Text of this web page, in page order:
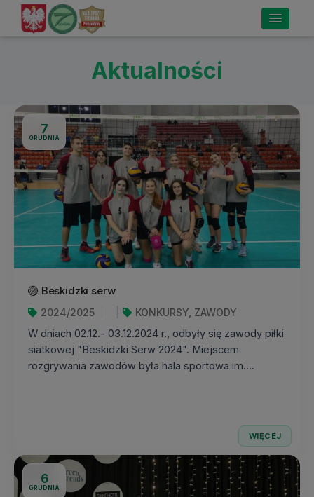
Aktualności
7
GRUDNIA
🏐 Beskidzki serw
2024/2025
KONKURSY, ZAWODY
W dniach 02.12.- 03.12.2024 r., odbyły się zawody piłki
siatkowej "Beskidzki Serw 2024". Miejscem
rozgrywania zawodów była hala sportowa im....
WIĘCEJ
6
GRUDNIA